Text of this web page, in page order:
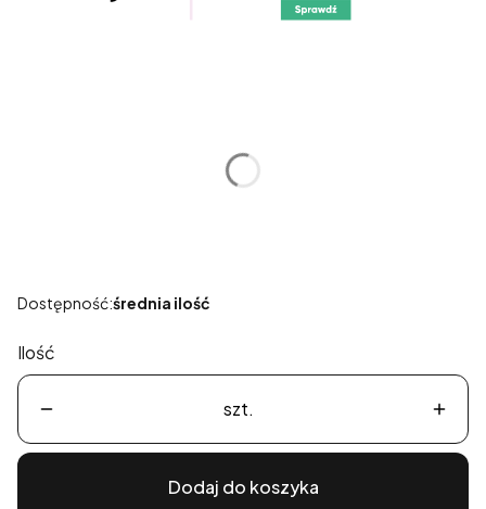
Dostępność:średnia ilość
Ilość
szt.
Dodaj do koszyka